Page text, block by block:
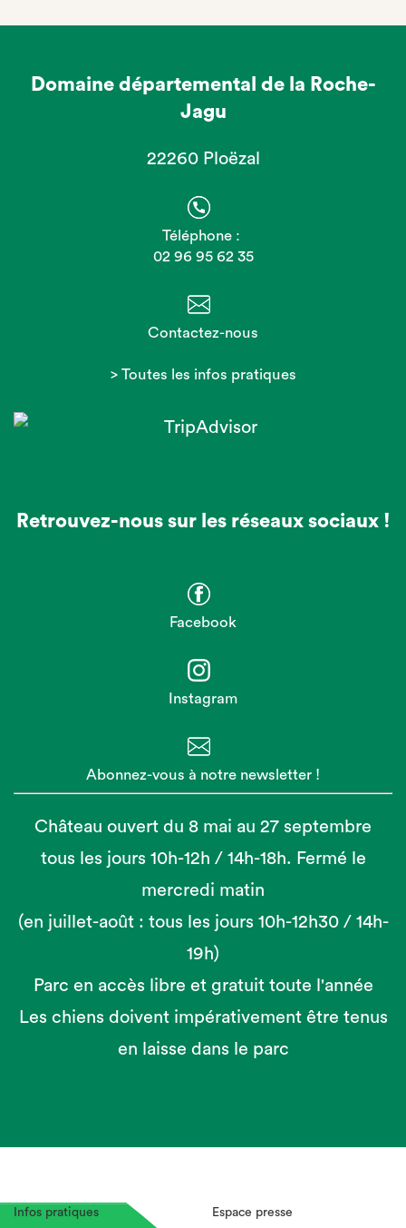
Domaine départemental de la Roche-
Jagu
22260 Ploëzal
Téléphone :
02 96 95 62 35
Contactez-nous
> Toutes les infos pratiques
Retrouvez-nous sur les réseaux sociaux !
Facebook
Instagram
Abonnez-vous à notre newsletter !
Château ouvert du 8 mai au 27 septembre
tous les jours 10h-12h / 14h-18h. Fermé le
mercredi matin
(en juillet-août : tous les jours 10h-12h30 / 14h-
19h)
Parc en accès libre et gratuit toute l'année
Les chiens doivent impérativement être tenus
en laisse dans le parc
Infos pratiques Espace presse